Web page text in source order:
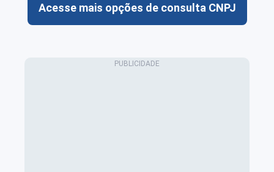
Acesse mais opções de consulta CNPJ